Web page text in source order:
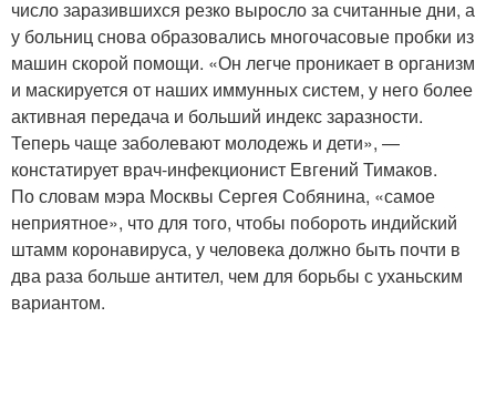
число заразившихся резко выросло за считанные дни, а
у больниц снова образовались многочасовые пробки из
машин скорой помощи. «Он легче проникает в организм
и маскируется от наших иммунных систем, у него более
активная передача и больший индекс заразности.
Теперь чаще заболевают молодежь и дети», —
констатирует врач-инфекционист Евгений Тимаков.
По словам мэра Москвы Сергея Собянина, «самое
неприятное», что для того, чтобы побороть индийский
штамм коронавируса, у человека должно быть почти в
два раза больше антител, чем для борьбы с уханьским
вариантом.